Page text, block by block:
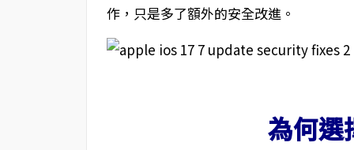
作，只是多了額外的安全改進。
為何選